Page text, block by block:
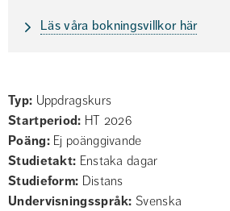
Läs våra bokningsvillkor här
Typ Uppdragskurs
Startperiod HT 2026
Poäng Ej poänggivande
Studietakt Enstaka dagar
Studieform Distans
Undervisnings­språk Svenska